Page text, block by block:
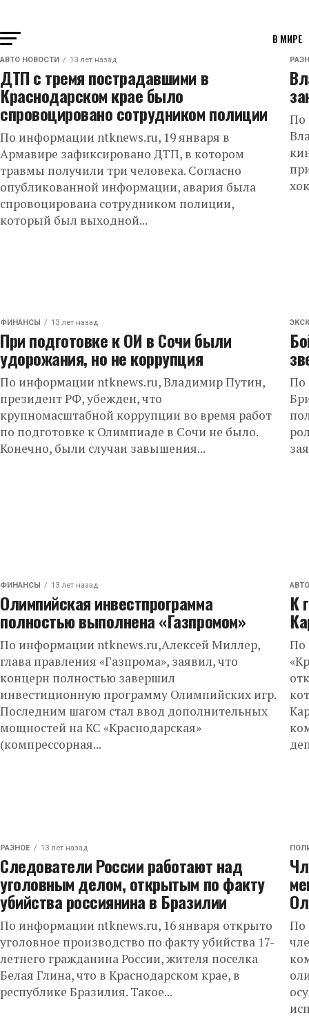
В МИРЕ
АВТО НОВОСТИ 13 лет назад
ДТП с тремя пострадавшими в
Краснодарском крае было
спровоцировано сотрудником полиции
По информации ntknews.ru, 19 января в
Армавире зафиксировано ДТП, в котором
травмы получили три человека. Согласно
опубликованной информации, авария была
спровоцирована сотрудником полиции,
который был выходной...
По
ФИНАНСЫ 13 лет назад
При подготовке к ОИ в Сочи были
удорожания, но не коррупция
По информации ntknews.ru, Владимир Путин,
президент РФ, убежден, что
крупномасштабной коррупции во время работ
по подготовке к Олимпиаде в Сочи не было.
Конечно, были случаи завышения...
По
ФИНАНСЫ 13 лет назад
Олимпийская инвестпрограмма
полностью выполнена «Газпромом»
По информации ntknews.ru,Алексей Миллер,
глава правления «Газпрома», заявил, что
концерн полностью завершил
инвестиционную программу Олимпийских игр.
Последним шагом стал ввод дополнительных
мощностей на КС «Краснодарская»
(компрессорная...
К
По
РАЗНОЕ 13 лет назад
Следователи России работают над
уголовным делом, открытым по факту
убийства россиянина в Бразилии
По информации ntknews.ru, 16 января открыто
уголовное производство по факту убийства 17-
летнего гражданина России, жителя поселка
Белая Глина, что в Краснодарском крае, в
республике Бразилия. Такое...
По